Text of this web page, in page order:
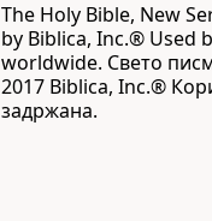
The Holy Bible, New
by Biblica, Inc.® Used
worldwide. Свето
2017 Biblica, Inc.®
задржана.